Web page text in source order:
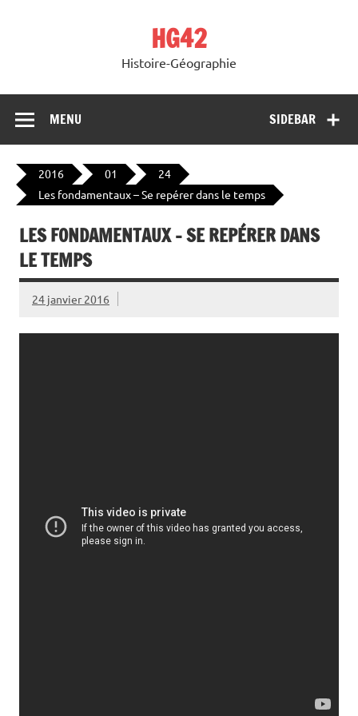
HG42
Histoire-Géographie
SIDEBAR
MENU
2016 01
24
Les fondamentaux – Se repérer dans le temps
LES FONDAMENTAUX – SE REPÉRER DANS
LE TEMPS
24 janvier 2016